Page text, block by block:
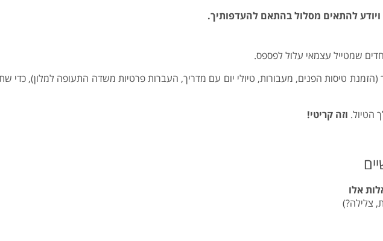
להתאים מסלול בהתאם להעדפותיך.
שמטייל עצמאי עלול לפספס.
(הזמנת טיסות הפנים, מעבורות, טיולי יום עם מדריך, העברות פרטיות משדה התעופה למלון), כדי
הטיול. וזה קריטי!
אלו
צלילה?)